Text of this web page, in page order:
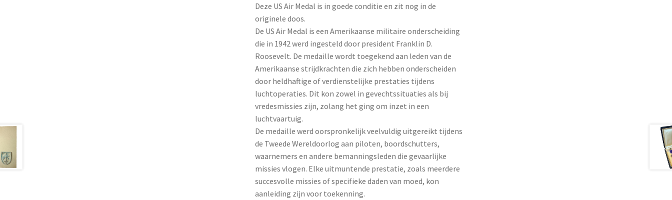
Deze US Air Medal is in goede conditie en zit nog in de
originele doos.
De US Air Medal is een Amerikaanse militaire onderscheiding
die in 1942 werd ingesteld door president Franklin D.
Roosevelt. De medaille wordt toegekend aan leden van de
Amerikaanse strijdkrachten die zich hebben onderscheiden
door heldhaftige of verdienstelijke prestaties tijdens
luchtoperaties. Dit kon zowel in gevechtssituaties als bij
vredesmissies zijn, zolang het ging om inzet in een
luchtvaartuig.
De medaille werd oorspronkelijk veelvuldig uitgereikt tijdens
de Tweede Wereldoorlog aan piloten, boordschutters,
waarnemers en andere bemanningsleden die gevaarlijke
missies vlogen. Elke uitmuntende prestatie, zoals meerdere
succesvolle missies of specifieke daden van moed, kon
aanleiding zijn voor toekenning.